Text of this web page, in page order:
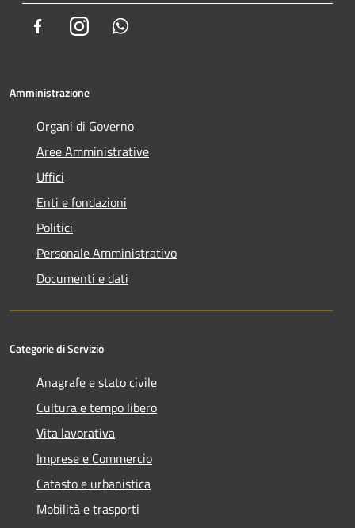
FacebookInstagram
Amministrazione
Organi di Governo
Aree Amministrative
Uffici
Enti e fondazioni
Politici
Personale Amministrativo
Documenti e dati
Categorie di Servizio
Anagrafe e stato civile
Cultura e tempo libero
Vita lavorativa
Imprese e Commercio
Catasto e urbanistica
Mobilità e trasporti